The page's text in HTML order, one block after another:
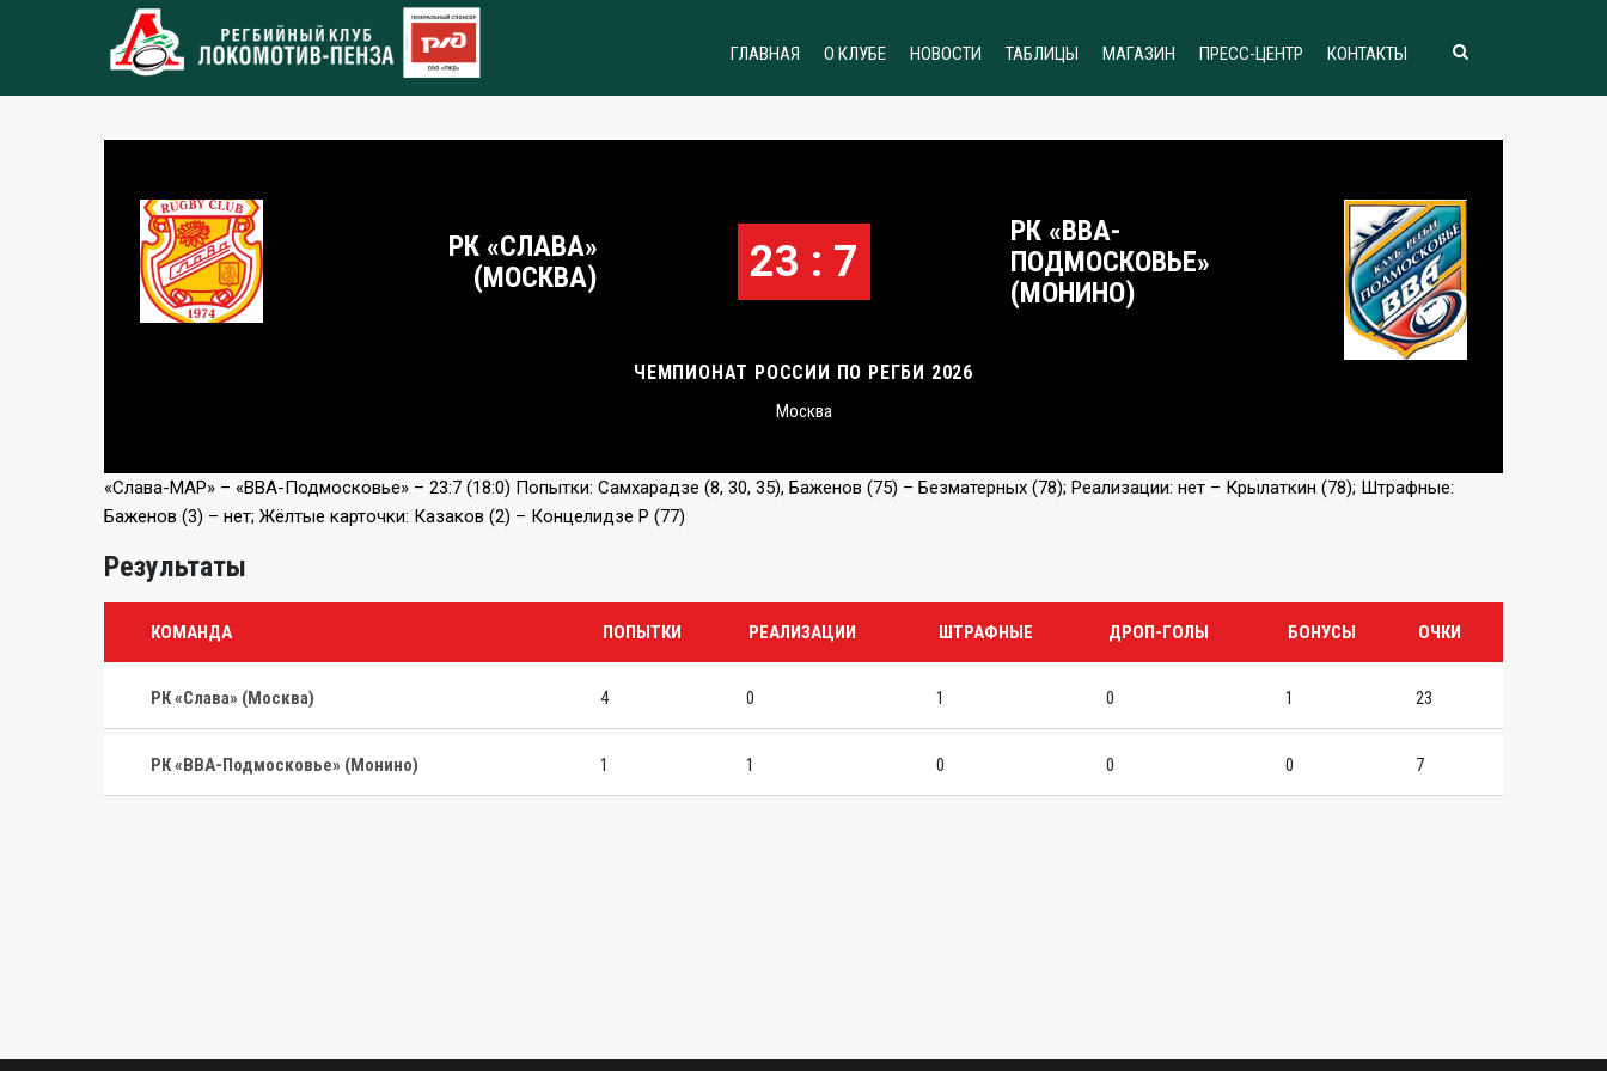
ГЛАВНАЯ О КЛУБЕ НОВОСТИ ТАБЛИЦЫ МАГАЗИН ПРЕСС-ЦЕНТР КОНТАКТЫ
РК «СЛАВА»
(МОСКВА)
23 : 7
РК «ВВА-
ПОДМОСКОВЬЕ»
(МОНИНО)
ЧЕМПИОНАТ РОССИИ ПО РЕГБИ 2026
Москва
«Слава-МАР» – «ВВА-Подмосковье» – 23:7 (18:0) Попытки: Самхарадзе (8, 30, 35), Баженов (75) – Безматерных (78); Реализации: нет – Крылаткин (78); Штрафные:
Баженов (3) – нет; Жёлтые карточки: Казаков (2) – Концелидзе Р (77)
Результаты
КОМАНДА ПОПЫТКИ РЕАЛИЗАЦИИ ШТРАФНЫЕ ДРОП-ГОЛЫ БОНУСЫ ОЧКИ
РК «Слава» (Москва) 4 0 1 0 1 23
РК «ВВА-Подмосковье» (Монино) 1 1 0 0 0 7